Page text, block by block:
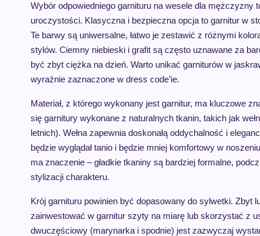
Wybór odpowiedniego garnituru na wesele dla
uroczystości. Klasyczna i bezpieczna opcja to garnitur w
Te barwy są uniwersalne, łatwo je zestawić z różnymi
stylów. Ciemny niebieski i grafit są często uznawane za
być zbyt ciężka na dzień. Warto unikać garniturów w
wyraźnie zaznaczone w dress code’ie.
Materiał, z którego wykonany jest garnitur, ma kluczowe
się garnitury wykonane z naturalnych tkanin, takich jak
letnich). Wełna zapewnia doskonałą oddychalność i
będzie wyglądał tanio i będzie mniej komfortowy w
ma znaczenie – gładkie tkaniny są bardziej formalne,
stylizacji charakteru.
Krój garnituru powinien być dopasowany do sylwetki. Zbyt
zainwestować w garnitur szyty na miarę lub skorzystać z
dwuczęściowy (marynarka i spodnie) jest zazwyczaj